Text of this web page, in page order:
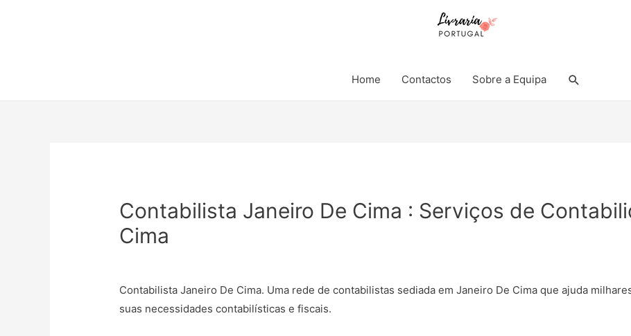
Home Contactos Sobre a Equipa Search
Contabilista Janeiro De Cima : Serviços de
Cima
Contabilista Janeiro De Cima. Uma rede de contabilistas sediada em Janeiro De Cima que ajuda
suas necessidades contabilísticas e fiscais.